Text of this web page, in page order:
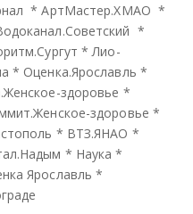
*АртМастер.ХМАО *
*
* Лио-
* Оценка.Ярославль *
здоровье *
здоровье *
* ВТЗ.ЯНАО *
* Наука *
Ярославль *